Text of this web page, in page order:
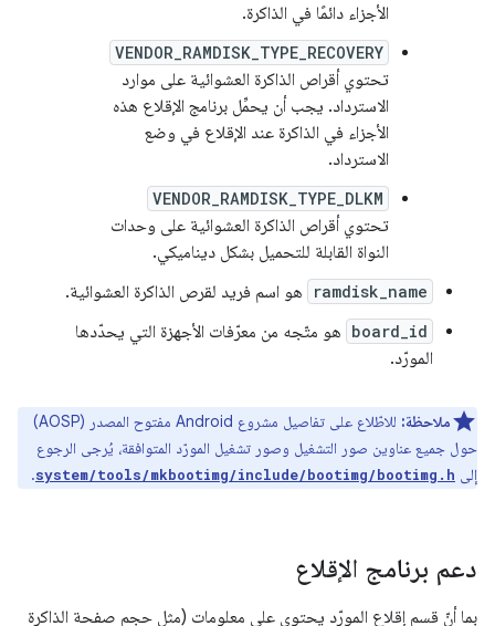
الأجزاء دائمًا في الذاكرة.
VENDOR_RAMDISK_TYPE_RECOVERY
تحتوي أقراص الذاكرة العشوائية على موارد
الاسترداد. يجب أن يحمِّل برنامج الإقلاع هذه
الأجزاء في الذاكرة عند الإقلاع في وضع
الاسترداد.
VENDOR_RAMDISK_TYPE_DLKM
تحتوي أقراص الذاكرة العشوائية على وحدات
النواة القابلة للتحميل بشكل ديناميكي.
ramdisk_name هو اسم فريد لقرص الذاكرة العشوائية.
board_id هو متّجه من معرّفات الأجهزة التي يحدّدها
المورّد.
ملاحظة:
للاطّلاع على تفاصيل مشروع Android مفتوح المصدر (AOSP)
حول جميع عناوين صور التشغيل وصور تشغيل المورّد المتوافقة، يُرجى الرجوع
إلى system/tools/mkbootimg/include/bootimg/bootimg.h
.
دعم برنامج الإقلاع
بما أنّ قسم إقلاع المورّد يحتوي على معلومات (مثل حجم صفحة الذاكرة